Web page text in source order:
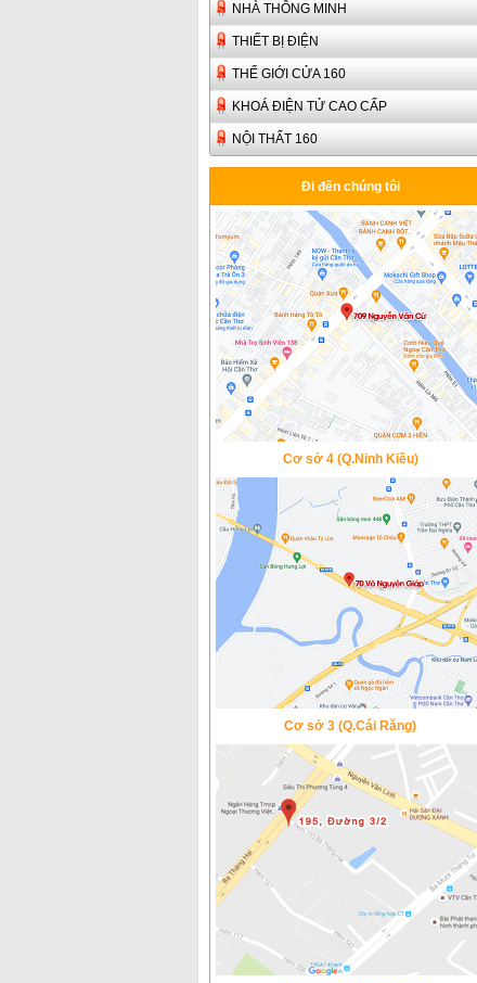
NHÀ THÔNG MINH
THIẾT BỊ ĐIỆN
THẾ GIỚI CỬA 160
KHOÁ ĐIỆN TỬ CAO CẤP
NỘI THẤT 160
Đi đến chúng tôi
Cơ sở 4 (Q.Ninh Kiều)
Cơ sở 3 (Q.Cái Răng)